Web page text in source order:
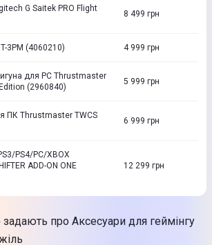
G Saitek PRO Flight
8 499 грн
3PM (4060210) 4 999 грн
для PC Thrustmaster
(2960840)
5 999 грн
ПК Thrustmaster TWCS
6 999 грн
PS4/PC/XBOX
ADD-ON ONE
12 299 грн
задають про Аксесуари для геймінгу